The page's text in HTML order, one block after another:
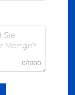
0/1000